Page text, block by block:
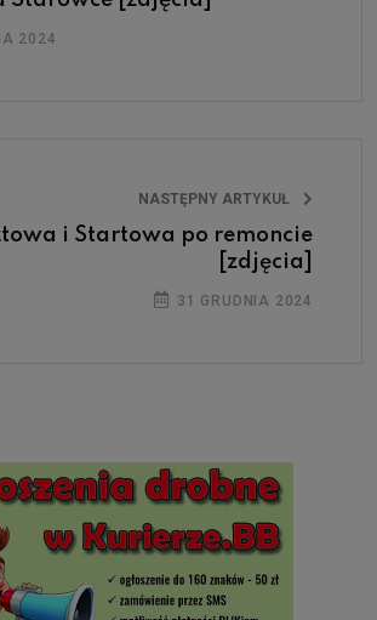
2024
NASTĘPNY ARTYKUŁ
i Startowa po remoncie
[zdjęcia]
31 GRUDNIA 2024